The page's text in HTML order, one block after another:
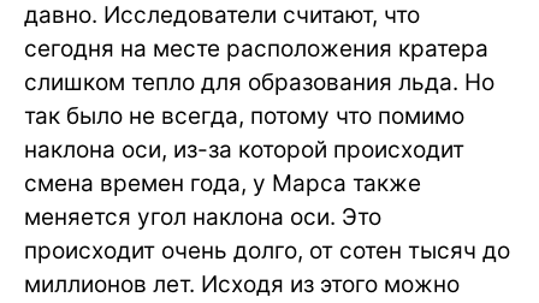
давно. Исследователи считают, что
сегодня на месте расположения кратера
слишком тепло для образования льда. Но
так было не всегда, потому что помимо
наклона оси, из-за которой происходит
смена времен года, у Марса также
меняется угол наклона оси. Это
происходит очень долго, от сотен тысяч до
миллионов лет. Исходя из этого можно